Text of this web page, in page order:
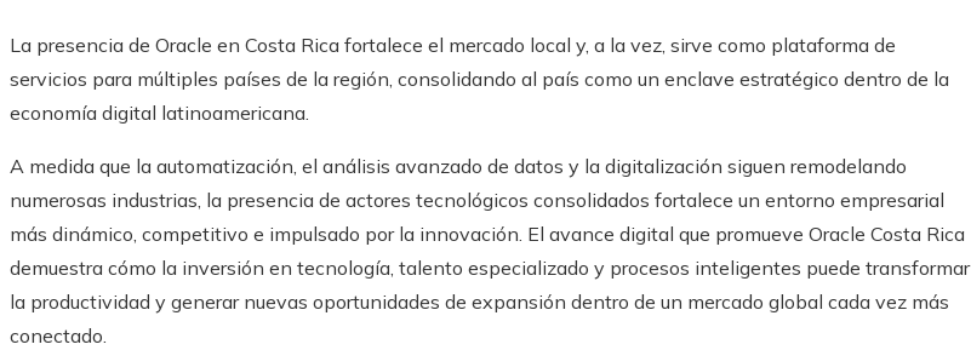
La presencia de Oracle en Costa Rica fortalece el mercado local y, a la vez, sirve como plataforma de
servicios para múltiples países de la región, consolidando al país como un enclave estratégico dentro de la
economía digital latinoamericana.
A medida que la automatización, el análisis avanzado de datos y la digitalización siguen remodelando
numerosas industrias, la presencia de actores tecnológicos consolidados fortalece un entorno empresarial
más dinámico, competitivo e impulsado por la innovación. El avance digital que promueve Oracle Costa Rica
demuestra cómo la inversión en tecnología, talento especializado y procesos inteligentes puede transformar
la productividad y generar nuevas oportunidades de expansión dentro de un mercado global cada vez más
conectado.